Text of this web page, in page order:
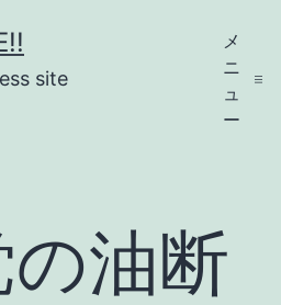
site
メ
ニ
ュ
ー
油断